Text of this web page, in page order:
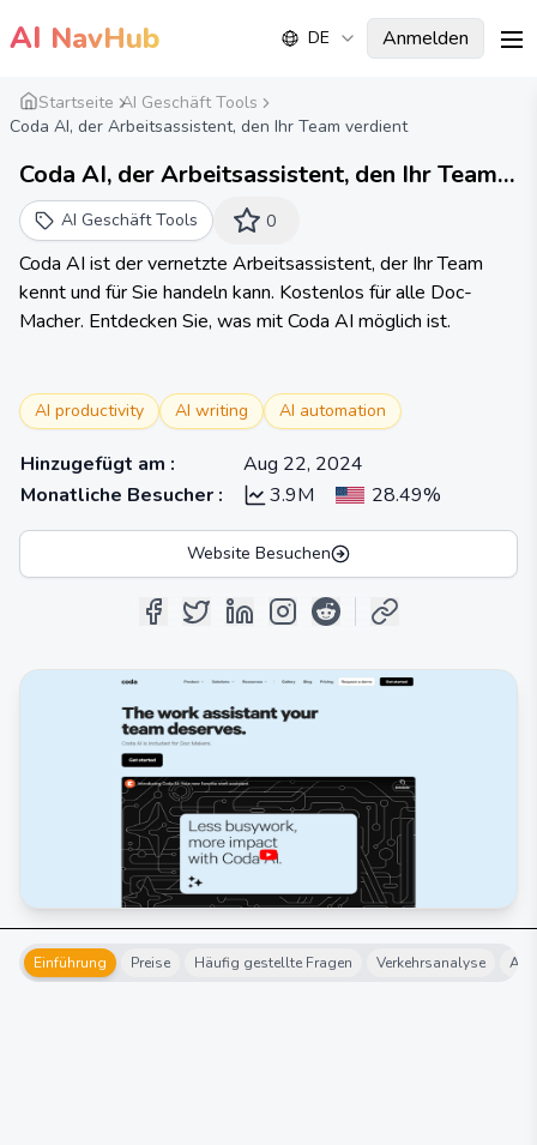
AI NavHub DE Anmelden
Startseite AI Geschäft Tools
Coda AI, der Arbeitsassistent, den Ihr Team verdient
Coda AI, der Arbeitsassistent, den Ihr Team
verdient - Coda
AI Geschäft Tools 0
Coda AI ist der vernetzte Arbeitsassistent, der Ihr Team
kennt und für Sie handeln kann. Kostenlos für alle Doc-
Macher. Entdecken Sie, was mit Coda AI möglich ist.
AI productivity AI writing AI automation
Hinzugefügt am :
Aug 22, 2024
Monatliche Besucher : 3.9M 28.49%
Website Besuchen
Einführung Preise Häufig gestellte Fragen Verkehrsanalyse